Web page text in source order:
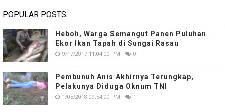
POPULAR POSTS
Heboh, Warga Semangut Panen Puluhan
Ekor Ikan Tapah di Sungai Rasau
9/17/2017 11:04:00 PM 0
Pembunuh Anis Akhirnya Terungkap,
Pelakunya Diduga Oknum TNI
1/05/2018 09:54:00 PM 1